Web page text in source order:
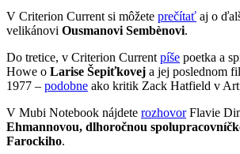
V Criterion Current si môžete prečítať aj o
velikánovi Ousmanovi Sembènovi.
Do tretice, v Criterion Current píše poetka a
Howe o Larise Šepiťkovej a jej poslednom
1977 – podobne ako kritik Zack Hatfield v
V Mubi Notebook nájdete rozhovorFlavie
Ehmannovou, dlhoročnou
Farockiho.